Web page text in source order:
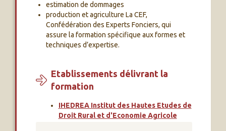
estimation de dommages
production et agriculture La CEF,
Confédération des Experts Fonciers, qui
assure la formation spécifique aux formes et
techniques d’expertise.
Etablissements délivrant la
formation
IHEDREA Institut des Hautes Etudes de
Droit Rural et d'Economie Agricole